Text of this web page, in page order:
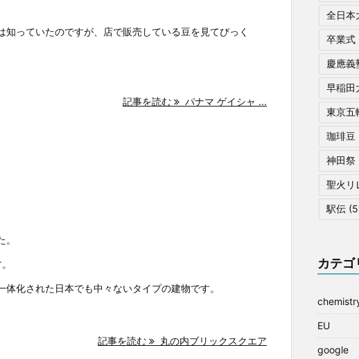
っていたのですが、店で販売している豆を見てびっく
記事を読む パナマ ゲイシャ ...
化された日本でも中々ないタイプの建物です。
記事を読む 丸の内ブリックスクエア
全日本
卒業式
慶應義
早稲田
東京五
珈琲豆
神田祭
聖火リ
駅伝
カテゴ
EU
google